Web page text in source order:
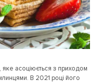
асоціюється з приходом
В 2021 році його